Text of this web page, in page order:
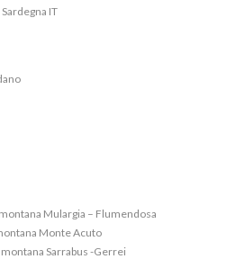
IT
Mulargia – Flumendosa
Monte Acuto
Sarrabus -Gerrei